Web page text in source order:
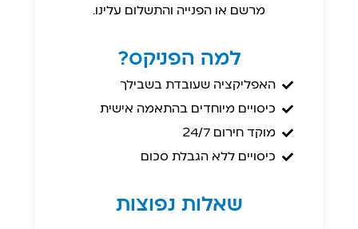
מרשם או הפנייה והתשלום עלינו.
למה הפניקס?
האפליקציה שעובדת בשבילך
כיסויים מיוחדים בהתאמה אישית
מוקד חירום 24/7
כיסויים ללא הגבלת סכום
שאלות נפוצות